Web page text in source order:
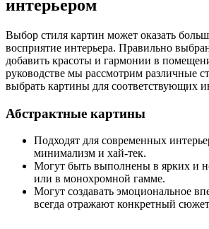
интерьером
Выбор стиля картин может оказать
восприятие интерьера. Правильно
добавить красоты и гармонии в
руководстве мы рассмотрим различные
выбрать картины для соответствующих
Абстрактные картины
Подходят для современных
минимализм и хай-тек.
Могут быть выполнены в ярких и
или в монохромной гамме.
Могут создавать эмоциональное
всегда отражают конкретный